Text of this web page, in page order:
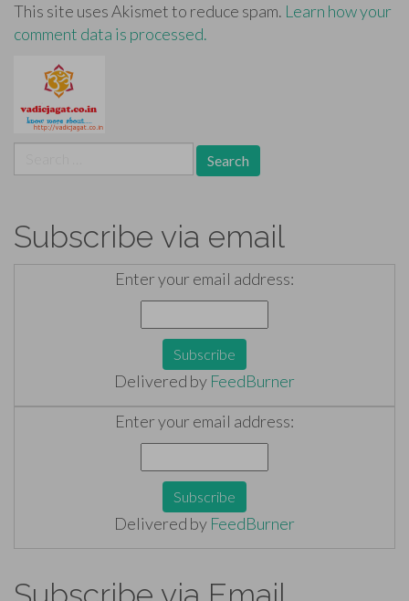
This site uses Akismet to reduce spam. Learn how your
comment data is processed.
for:
Subscribe via email
Enter your email address:
Delivered by FeedBurner
Enter your email address:
Delivered by FeedBurner